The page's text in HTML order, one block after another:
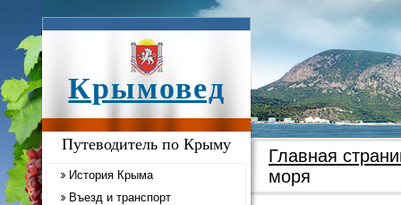
Крымовед
Путеводитель по Крыму
История Крыма
Въезд и транспорт
Главная
моря